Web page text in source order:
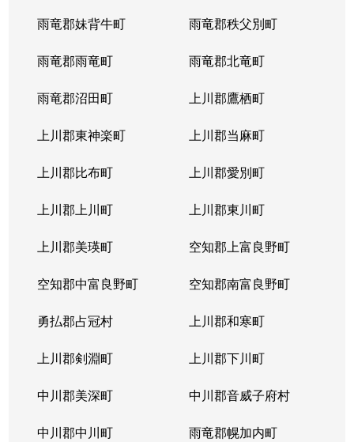
雨竜郡妹背牛町 雨竜郡秩父別町
雨竜郡雨竜町 雨竜郡北竜町
雨竜郡沼田町 上川郡鷹栖町
上川郡東神楽町 上川郡当麻町
上川郡比布町 上川郡愛別町
上川郡上川町 上川郡東川町
上川郡美瑛町 空知郡上富良野町
空知郡中富良野町 空知郡南富良野町
勇払郡占冠村 上川郡和寒町
上川郡剣淵町 上川郡下川町
中川郡美深町 中川郡音威子府村
中川郡中川町 雨竜郡幌加内町